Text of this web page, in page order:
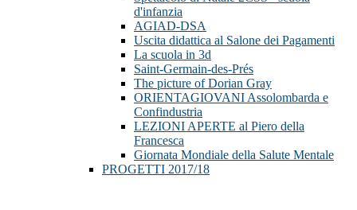
d'infanzia
AGIAD-DSA
Uscita didattica al Salone dei Pagamenti
La scuola in 3d
Saint-Germain-des-Prés
The picture of Dorian Gray
ORIENTAGIOVANI Assolombarda e
Confindustria
LEZIONI APERTE al Piero della
Francesca
Giornata Mondiale della Salute Mentale
PROGETTI 2017/18